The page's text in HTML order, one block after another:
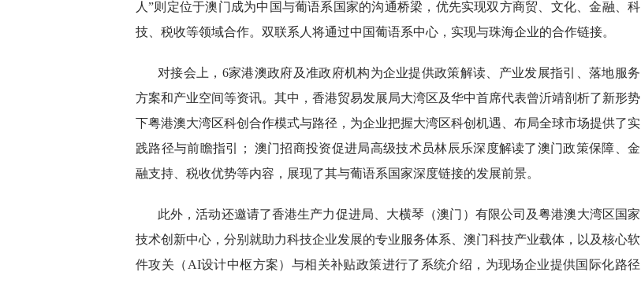
人”则定位于澳门成为中国与葡语系国家的沟通桥梁，优先实现双方商贸、文化、金融、科
技、税收等领域合作。双联系人将通过中国葡语系中心，实现与珠海企业的合作链接。
对接会上，6家港澳政府及准政府机构为企业提供政策解读、产业发展指引、落地服务
方案和产业空间等资讯。其中，香港贸易发展局大湾区及华中首席代表曾沂靖剖析了新形势
下粤港澳大湾区科创合作模式与路径，为企业把握大湾区科创机遇、布局全球市场提供了实
践路径与前瞻指引； 澳门招商投资促进局高级技术员林辰乐深度解读了澳门政策保障、金
融支持、税收优势等内容，展现了其与葡语系国家深度链接的发展前景。
此外，活动还邀请了香港生产力促进局、大横琴（澳门）有限公司及粤港澳大湾区国家
技术创新中心，分别就助力科技企业发展的专业服务体系、澳门科技产业载体，以及核心软
件攻关（AI设计中枢方案）与相关补贴政策进行了系统介绍，为现场企业提供国际化路径